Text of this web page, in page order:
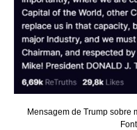
Mensagem de Trump sobre